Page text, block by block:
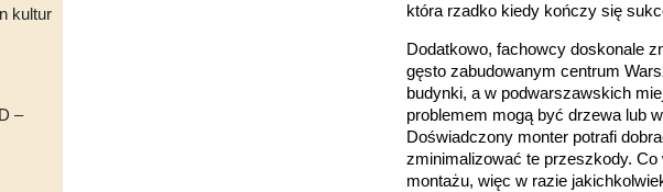
kultur
–
która rzadko kiedy kończy się
Dodatkowo, fachowcy doskonale
gęsto zabudowanym centrum
budynki, a w podwarszawskich
problemem mogą być drzewa lub
Doświadczony monter potrafi
zminimalizować te przeszkody.
montażu, więc w razie